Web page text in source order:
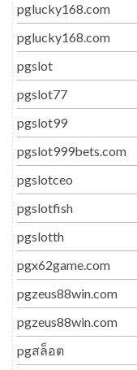
pglucky168.com
pglucky168.com
pgslot
pgslot77
pgslot99
pgslot999bets.com
pgslotceo
pgslotfish
pgslotth
pgx62game.com
pgzeus88win.com
pgzeus88win.com
pgสล็อต